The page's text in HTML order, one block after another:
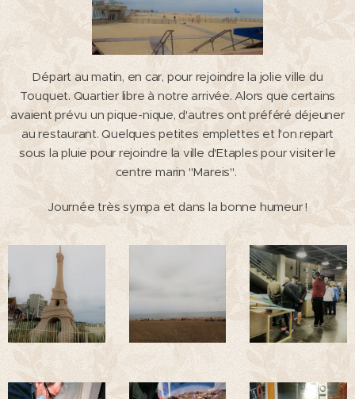
Départ au matin, en car, pour rejoindre la jolie ville du
Touquet. Quartier libre à notre arrivée. Alors que certains
avaient prévu un pique-nique, d'autres ont préféré déjeuner
au restaurant. Quelques petites emplettes et l'on repart
sous la pluie pour rejoindre la ville d'Etaples pour visiter le
centre marin "Mareis".
Journée très sympa et dans la bonne humeur !